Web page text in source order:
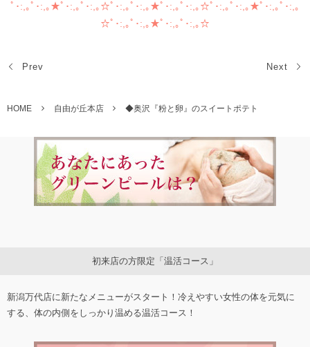
ﾟ･:,｡ﾟ･:,｡★ﾟ･:,｡ﾟ･:,｡☆ﾟ･:,｡ﾟ･:,｡★ﾟ･:,｡ﾟ･:,｡☆ﾟ･:,｡ﾟ･:,｡★ﾟ･:,｡ﾟ･:,｡
☆ﾟ･:,｡ﾟ･:,｡★ﾟ･:,｡ﾟ･:,｡☆
Prev Next
HOME 自由が丘本店 ◆奥沢『粉と卵』のスイートポテト
初来店の方限定「温活コース」
新潟万代店に新たなメニューがスタート！冷えやすい女性の体を元気に
する、体の内側をしっかり温める温活コース！